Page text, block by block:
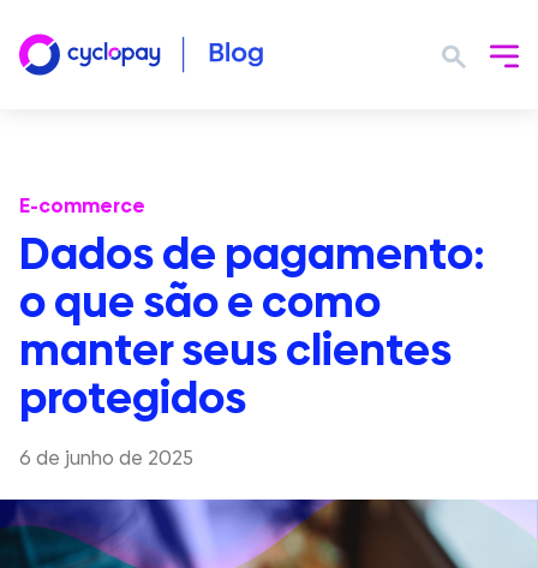
E-commerce
Dados de pagamento:
o que são e como
manter seus clientes
protegidos
6 de junho de 2025